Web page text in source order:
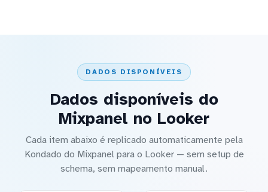
DADOS DISPONÍVEIS
Dados disponíveis do
Mixpanel no Looker
Cada item abaixo é replicado automaticamente pela
Kondado do Mixpanel para o Looker — sem setup de
schema, sem mapeamento manual.